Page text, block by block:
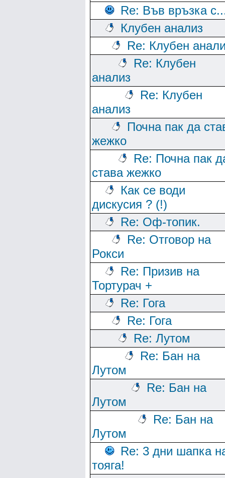
Re: Във връзка
Клубен анализ
Re: Клубен
Re: Клубен
анализ
Re: Клубен
анализ
Почна пак да
жежко
Re: Почна пак
става жежко
Как се води
дискусия ? (!)
Re: Оф-топик.
Re: Отговор на
Рокси
Re: Призив на
Тортурач +
Re: Гога
Re: Гога
Re: Лутом
Re: Бан на
Лутом
Re: Бан на
Лутом
Re: Бан на
Лутом
Re: 3 дни шапка
тояга!